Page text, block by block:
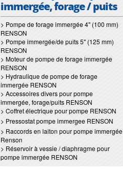
immergée, forage / puits
> Pompe de forage immergée 4" (100 mm)
RENSON
> Pompe immergée/de puits 5" (125 mm)
RENSON
> Moteur de pompe de forage immergée
RENSON
> Hydraulique de pompe de forage
immergée RENSON
> Accessoires divers pour pompe
immergée, forage/puits RENSON
> Coffret électrique pour pompe RENSON
> Pressostat pompe immergee RENSON
> Raccords en laiton pour pompe immergée
Renson
> Réservoir à vessie / diaphragme pour
pompe immergée RENSON